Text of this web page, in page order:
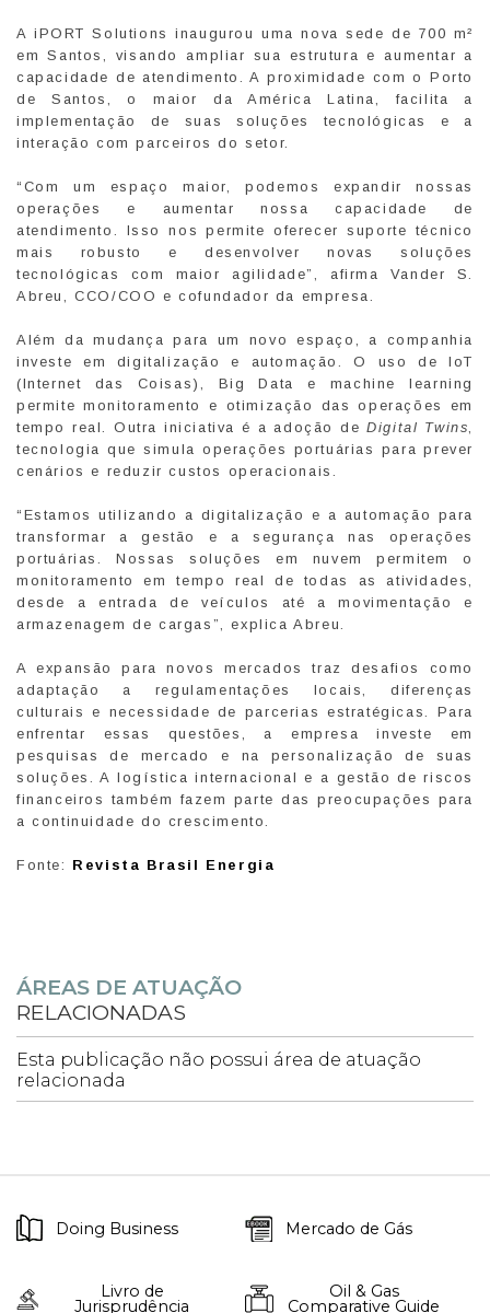
A iPORT Solutions inaugurou uma nova sede de 700 m²
em Santos, visando ampliar sua estrutura e aumentar a
capacidade de atendimento. A proximidade com o Porto
de Santos, o maior da América Latina, facilita a
implementação de suas soluções tecnológicas e a
interação com parceiros do setor.
“Com um espaço maior, podemos expandir nossas
operações e aumentar nossa capacidade de
atendimento. Isso nos permite oferecer suporte técnico
mais robusto e desenvolver novas soluções
tecnológicas com maior agilidade”, afirma Vander S.
Abreu, CCO/COO e cofundador da empresa.
Além da mudança para um novo espaço, a companhia
investe em digitalização e automação. O uso de IoT
(Internet das Coisas), Big Data e machine learning
permite monitoramento e otimização das operações em
tempo real. Outra iniciativa é a adoção deDigital Twins,
tecnologia que simula operações portuárias para prever
cenários e reduzir custos operacionais.
“Estamos utilizando a digitalização e a automação para
transformar a gestão e a segurança nas operações
portuárias. Nossas soluções em nuvem permitem o
monitoramento em tempo real de todas as atividades,
desde a entrada de veículos até a movimentação e
armazenagem de cargas”, explica Abreu.
A expansão para novos mercados traz desafios como
adaptação a regulamentações locais, diferenças
culturais e necessidade de parcerias estratégicas. Para
enfrentar essas questões, a empresa investe em
pesquisas de mercado e na personalização de suas
soluções. A logística internacional e a gestão de riscos
financeiros também fazem parte das preocupações para
a continuidade do crescimento.
Fonte: Revista Brasil Energia
ÁREAS DE ATUAÇÃO
RELACIONADAS
Esta publicação não possui área de atuação
relacionada
Doing Business Mercado de Gás
Livro de
Jurisprudência
Oil & Gas
Comparative Guide